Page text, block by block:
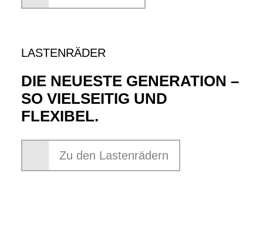
LASTENRÄDER
DIE NEUESTE GENERATION –
SO VIELSEITIG UND
FLEXIBEL.
Zu den Lastenrädern